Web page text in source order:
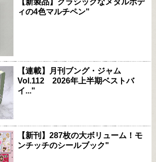
ィの4色マルチペン"
【連載】月刊ブング・ジャム
Vol.112 2026年上半期ベストバ
イ..."
【新刊】287枚の大ボリューム！モ
ンチッチのシールブック"